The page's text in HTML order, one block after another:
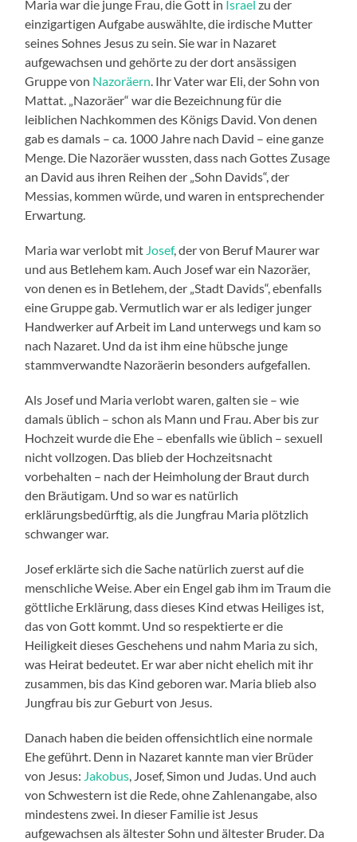
Maria war die junge Frau, die Gott in Israel zu der
einzigartigen Aufgabe auswählte, die irdische Mutter
seines Sohnes Jesus zu sein. Sie war in Nazaret
aufgewachsen und gehörte zu der dort ansässigen
Gruppe von Nazoräern. Ihr Vater war Eli, der Sohn von
Mattat. „Nazoräer“ war die Bezeichnung für die
leiblichen Nachkommen des Königs David. Von denen
gab es damals – ca. 1000 Jahre nach David – eine ganze
Menge. Die Nazoräer wussten, dass nach Gottes Zusage
an David aus ihren Reihen der „Sohn Davids“, der
Messias, kommen würde, und waren in entsprechender
Erwartung.
Maria war verlobt mit Josef, der von Beruf Maurer war
und aus Betlehem kam. Auch Josef war ein Nazoräer,
von denen es in Betlehem, der „Stadt Davids“, ebenfalls
eine Gruppe gab. Vermutlich war er als lediger junger
Handwerker auf Arbeit im Land unterwegs und kam so
nach Nazaret. Und da ist ihm eine hübsche junge
stammverwandte Nazoräerin besonders aufgefallen.
Als Josef und Maria verlobt waren, galten sie – wie
damals üblich – schon als Mann und Frau. Aber bis zur
Hochzeit wurde die Ehe – ebenfalls wie üblich – sexuell
nicht vollzogen. Das blieb der Hochzeitsnacht
vorbehalten – nach der Heimholung der Braut durch
den Bräutigam. Und so war es natürlich
erklärungsbedürftig, als die Jungfrau Maria plötzlich
schwanger war.
Josef erklärte sich die Sache natürlich zuerst auf die
menschliche Weise. Aber ein Engel gab ihm im Traum die
göttliche Erklärung, dass dieses Kind etwas Heiliges ist,
das von Gott kommt. Und so respektierte er die
Heiligkeit dieses Geschehens und nahm Maria zu sich,
was Heirat bedeutet. Er war aber nicht ehelich mit ihr
zusammen, bis das Kind geboren war. Maria blieb also
Jungfrau bis zur Geburt von Jesus.
Danach haben die beiden offensichtlich eine normale
Ehe geführt. Denn in Nazaret kannte man vier Brüder
von Jesus: Jakobus, Josef, Simon und Judas. Und auch
von Schwestern ist die Rede, ohne Zahlenangabe, also
mindestens zwei. In dieser Familie ist Jesus
aufgewachsen als ältester Sohn und ältester Bruder. Da